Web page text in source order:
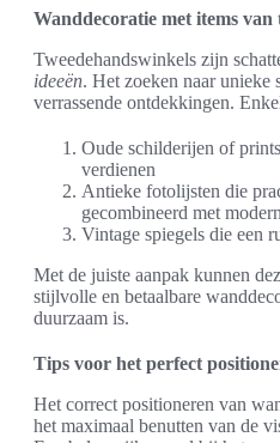
Wanddecoratie met items van
Tweedehandswinkels zijn
ideeën. Het zoeken naar unieke
verrassende ontdekkingen.
Oude schilderijen of
verdienen
Antieke fotolijsten die
gecombineerd met
Vintage spiegels die een
Met de juiste aanpak kunnen
stijlvolle en betaalbare
duurzaam is.
Tips voor het perfect
Het correct positioneren van
het maximaal benutten van de